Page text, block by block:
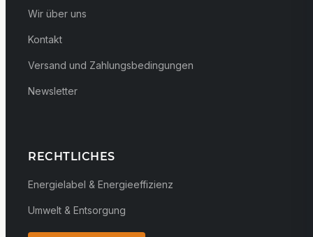
Wir über uns
Kontakt
Versand und Zahlungsbedingungen
Newsletter
RECHTLICHES
Energielabel & Energieeffizienz
Umwelt & Entsorgung